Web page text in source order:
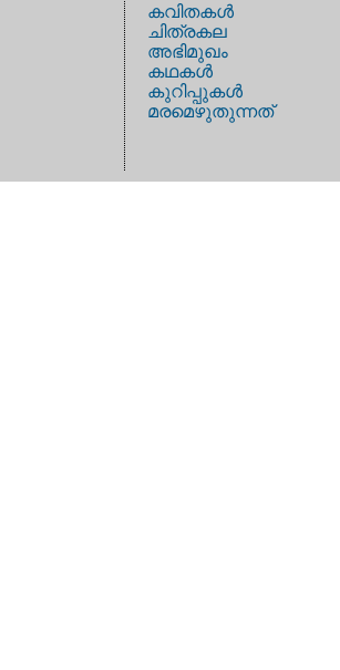
കവിതകള്‍
ചിത്രകല
അഭിമുഖം
കഥകള്‍
കുറിപ്പുകള്‍
മരമെഴുതുന്നത്